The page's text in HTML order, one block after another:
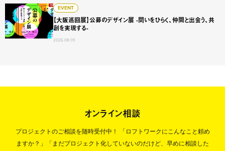
EVENT
【大阪巡回展】公募のデザイン展 -問いをひらく、仲間と出会う、共
創を実現する-
2026.08.05
【大阪巡回展】公募のデザイン展 -問いをひらく、仲間と出
オンライン相談
プロジェクトのご相談を随時受付中！
「ロフトワークにこんなこと頼め
ますか？」「まだプロジェクト化していないのだけど、早めに相談した